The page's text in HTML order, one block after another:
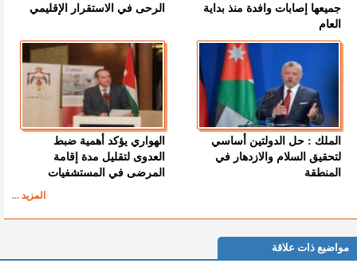
جميعها إصابات وافدة منذ بداية
العام
الرحى في الاستقرار الإقليمي
الملك : حل الدولتين أساسي
لتحقيق السلام والازدهار في
المنطقة
الهواري يؤكد أهمية ضبط
العدوى لتقليل مدة إقامة
المرضى في المستشفيات
المزيد ...
مواضيع ذات علاقة